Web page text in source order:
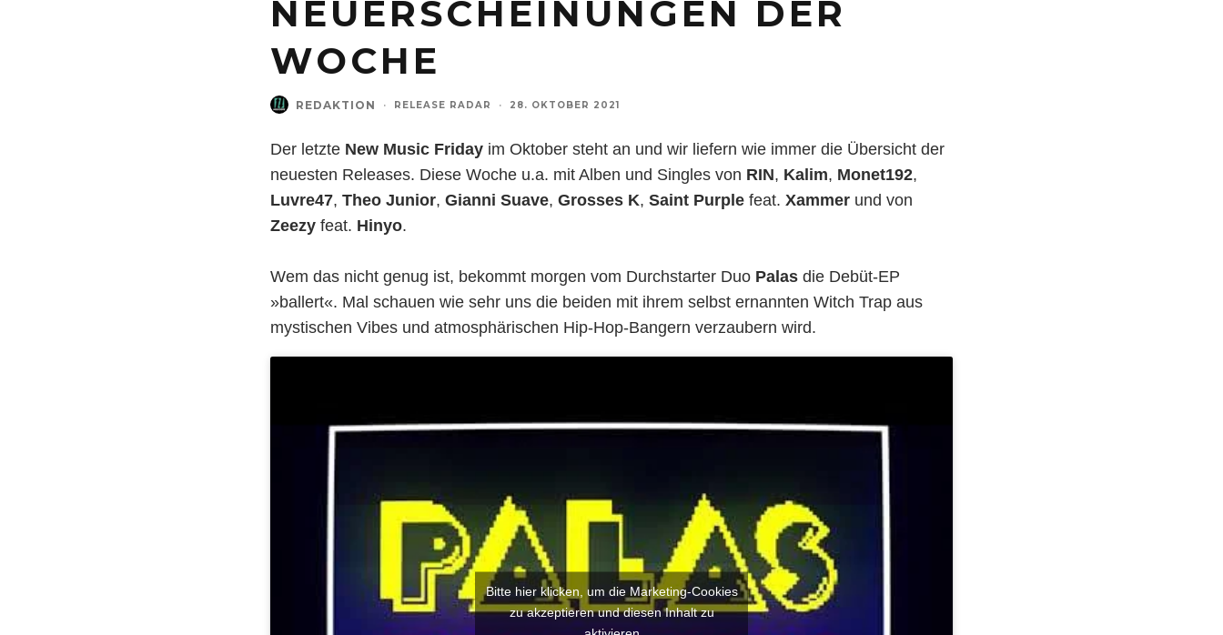
NEUERSCHEINUNGEN DER
WOCHE
REDAKTION · RELEASE RADAR · 28. OKTOBER 2021
Der letzte New Music Friday im Oktober steht an und wir liefern wie immer die Übersicht der
neuesten Releases. Diese Woche u.a. mit Alben und Singles von RIN, Kalim, Monet192,
Luvre47, Theo Junior, Gianni Suave, Grosses K, Saint Purple feat. Xammer und von
Zeezy feat. Hinyo.
Wem das nicht genug ist, bekommt morgen vom Durchstarter Duo Palas die Debüt-EP
»ballert«. Mal schauen wie sehr uns die beiden mit ihrem selbst ernannten Witch Trap aus
mystischen Vibes und atmosphärischen Hip-Hop-Bangern verzaubern wird.
Bitte hier klicken, um die Marketing-Cookies
zu akzeptieren und diesen Inhalt zu